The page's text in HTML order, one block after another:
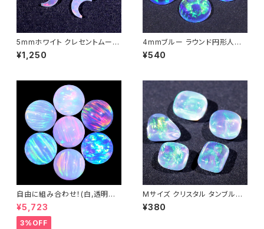
5mmホワイト クレセントムーン
（三日月型）人工オパール1個 -
耐熱ガラス / ボロシリケイトガラ
¥1,250
4mmブルー ラウンド円形人工
オパール1個 - 耐熱ガラス / ボ
ロシリケイトガラス（COE33）専
¥540
自由に組み合わせ！(白,透明系)
3mm球体5個セット - 耐熱ガラ
ス / ボロシリケイトガラス（COE
33）専用 ＊ご注文時の備考欄
¥5,723
3%OFF
Mサイズ クリスタル タンブル不
定形人工オパール1個 - 耐熱ガ
ラス / ボロシリケイトガラス（C
¥380